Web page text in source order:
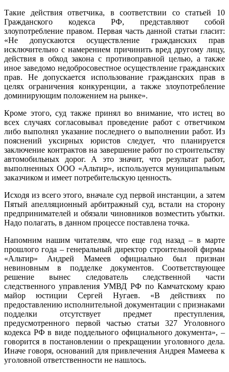
Такие действия ответчика, в соответствии со статьей 10
Гражданского кодекса РФ, представляют собой
злоупотребление правом. Первая часть данной статьи гласит:
«Не допускаются осуществление гражданских прав
исключительно с намерением причинить вред другому лицу,
действия в обход закона с противоправной целью, а также
иное заведомо недобросовестное осуществление гражданских
прав. Не допускается использование гражданских прав в
целях ограничения конкуренции, а также злоупотребление
доминирующим положением на рынке».
Кроме этого, суд также принял во внимание, что истец во
всех случаях согласовывал проведение работ с ответчиком
либо выполнял указание последнего о выполнении работ. Из
пояснений уксирных юристов следует, что планируется
заключение контрактов на завершение работ по строительству
автомобильных дорог. А это значит, что результат работ,
выполненных ООО «Альтир», используется муниципальным
заказчиком и имеет потребительскую ценность.
Исходя из всего этого, вначале суд первой инстанции, а затем
Пятый апелляционный арбитражный суд, встали на сторону
предпринимателей и обязали чиновников возместить убытки.
Надо полагать, в данном процессе поставлена точка.
Напомним нашим читателям, что еще год назад – в марте
прошлого года – генеральный директор строительной фирмы
«Альтир» Андрей Мамеев официально был признан
невиновным в подделке документов. Соответствующее
решение вынес следователь следственной части
следственного управления УМВД РФ по Камчатскому краю
майор юстиции Сергей Нугаев. «В действиях по
предоставлению исполнительной документации с признаками
подделки отсутствует предмет преступления,
предусмотренного первой частью статьи 327 Уголовного
кодекса РФ в виде поддельного официального документа», –
говорится в постановлении о прекращении уголовного дела.
Иначе говоря, оснований для привлечения Андрея Мамеева к
уголовной ответственности не нашлось.